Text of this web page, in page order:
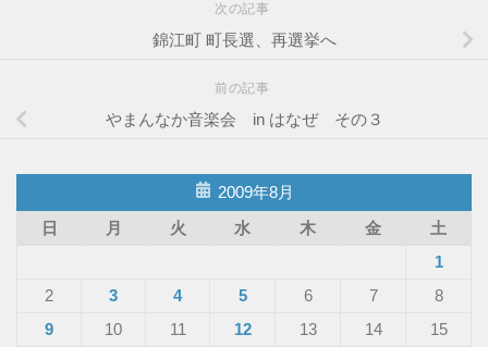
次の記事
錦江町 町長選、再選挙へ
前の記事
やまんなか音楽会 in はなぜ その３
2009年8月
日
月 火 水 木 金
土
1
2
3 4 5 6 7
8
9
10 11 12 13 14 15